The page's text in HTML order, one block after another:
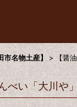
名物土産】 > 【醤
べい「大川